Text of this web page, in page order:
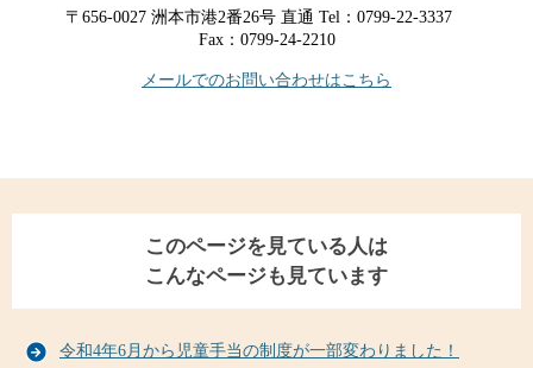
〒656-0027 洲本市港2番26号 直通 Tel：0799-22-3337
Fax：0799-24-2210
メールでのお問い合わせはこちら
このページを見ている人は
こんなページも見ています
令和4年6月から児童手当の制度が一部変わりました！